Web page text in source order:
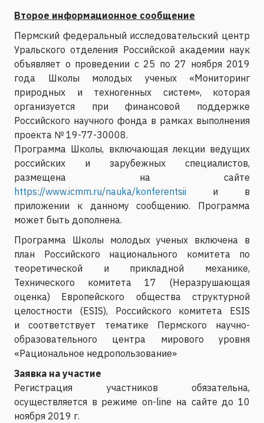
Второе информационное сообщение
Пермский федеральный исследовательский центр
Уральского отделения Российской академии наук
объявляет о проведении с 25 по 27 ноября 2019
года Школы молодых ученых «Мониторинг
природных и техногенных систем», которая
организуется при финансовой поддержке
Российского научного фонда в рамках выполнения
проекта № 19-77-30008.
Программа Школы, включающая лекции ведущих
российских и зарубежных специалистов,
размещена на сайте
https://www.icmm.ru/nauka/konferentsii и в
приложении к данному сообщению. Программа
может быть дополнена.
Программа Школы молодых ученых включена в
план Российского национального комитета по
теоретической и прикладной механике,
Технического комитета 17 (Неразрушающая
оценка) Европейского общества структурной
целостности (ESIS), Российского комитета ESIS
и соответствует тематике Пермского научно-
образовательного центра мирового уровня
«Рациональное недропользование»
Заявка на участие
Регистрация участников обязательна,
осуществляется в режиме on-line на сайте до 10
ноября 2019 г.